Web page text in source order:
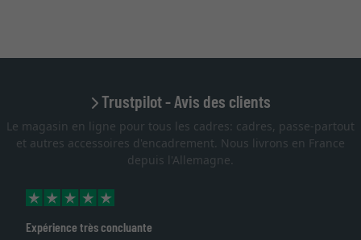
Trustpilot - Avis des clients
Le magasin en ligne pour tous les cadres: cadres, passe-partout
et autres accessoires d'encadrement. Nous livrons en France
depuis l'Allemagne.
Expérience très concluante